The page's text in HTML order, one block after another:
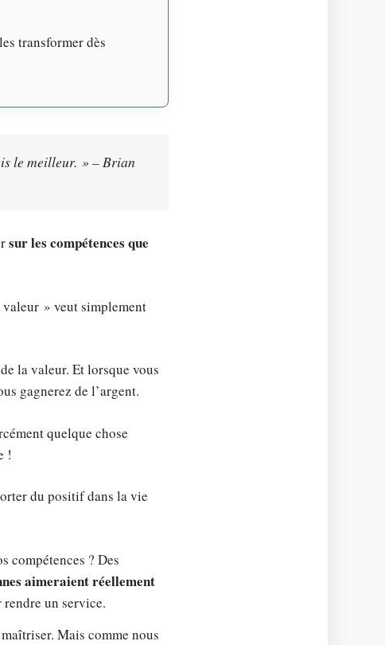
transformer dès
le meilleur. » – Brian
sur les compétences que
» veut simplement
la valeur. Et lorsque vous
gagnerez de l’argent.
quelque chose
!
du positif dans la vie
compétences ? Des
aimeraient réellement
un service.
Mais comme nous